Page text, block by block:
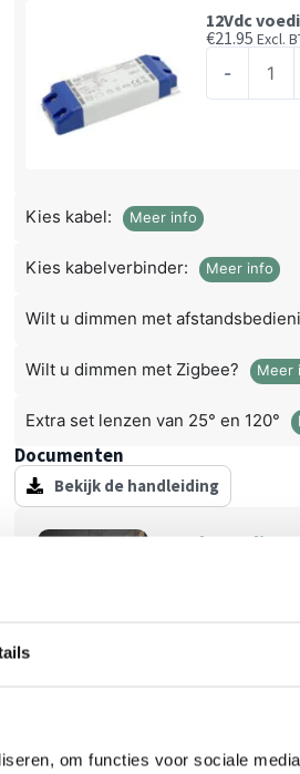
om functies voor sociale
spots
aantal
12Vdc
€21.95 Excl.
-
Kies kabel: Meer info
Kies kabelverbinder: Meer info
Wilt u dimmen met
Wilt u dimmen met Zigbee? Meer
Extra set lenzen van 25° en 120°
Documenten
Bekijk de handleiding
Hulp
Stel je vraag
Geen reviews gevonden